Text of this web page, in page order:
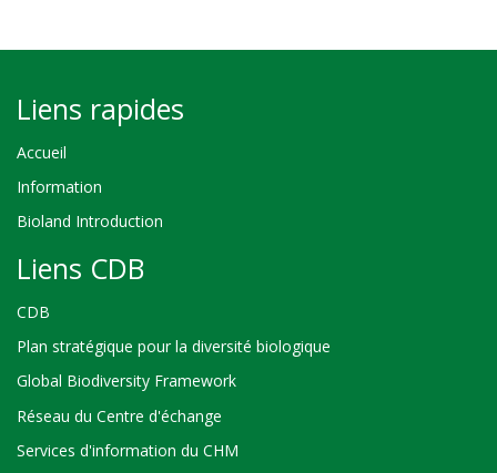
Liens rapides
Accueil
Information
Bioland Introduction
Liens CDB
CDB
Plan stratégique pour la diversité biologique
Global Biodiversity Framework
Réseau du Centre d'échange
Services d'information du CHM